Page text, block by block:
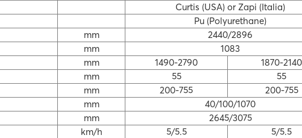
Curtis (USA) or Zapi (Italia)
Pu (Polyurethane)
mm
2440/2896
mm
1083
mm 1490-2790
1870-2140
mm 55
55
mm 200-755
200-755
mm
40/100/1070
mm
2645/3075
km/h 5/5.5
5/5.5